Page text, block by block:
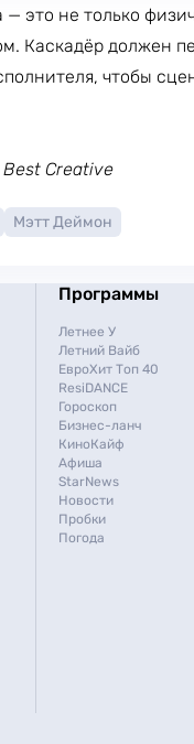
это не только
Каскадёр должен
чтобы
Creative
Мэтт Деймон
Программы
Летнее У
Летний Вайб
ЕвроХит Топ 40
ResiDANCE
Гороскоп
Бизнес-ланч
КиноКайф
Афиша
StarNews
Новости
Пробки
Погода